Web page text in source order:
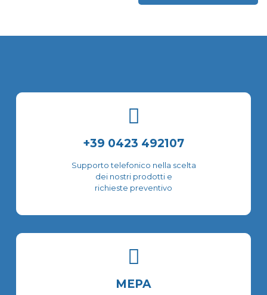
prodotto
nella
prodotto
+39 0423 492107
Supporto telefonico nella scelta
dei nostri prodotti e
richieste preventivo
MEPA